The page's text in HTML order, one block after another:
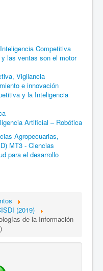
Competitiva
las ventas son el motor
Vigilancia
e innovación
y la Inteligencia
Artificial – Robótica
Agropecuarias,
MT3 - Ciencias
para el desarrollo
(2019)
de la Información